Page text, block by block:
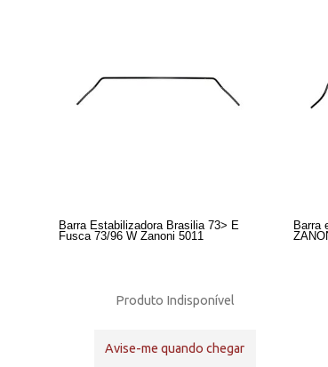
Barra Estabilizadora Brasilia 73> E
Fusca 73/96 W Zanoni 5011
Produto Indisponível
Avise-me quando chegar
Barra